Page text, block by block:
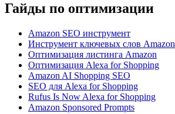
Гайды по оптимизации
Amazon SEO инструмент
Инструмент ключевых слов Amazon
Оптимизация листинга Amazon
Оптимизация Alexa for Shopping
Amazon AI Shopping SEO
SEO для Alexa for Shopping
Rufus Is Now Alexa for Shopping
Amazon Sponsored Prompts